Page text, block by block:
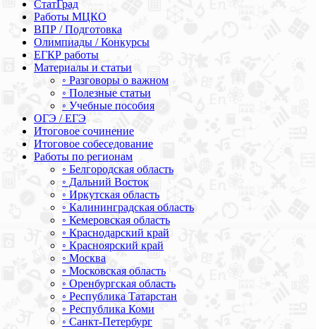
СтатГрад
Работы МЦКО
ВПР / Подготовка
Олимпиады / Конкурсы
ЕГКР работы
Материалы и статьи
◦ Разговоры о важном
◦ Полезные статьи
◦ Учебные пособия
ОГЭ / ЕГЭ
Итоговое сочинение
Итоговое собеседование
Работы по регионам
◦ Белгородская область
◦ Дальний Восток
◦ Иркутская область
◦ Калининградская область
◦ Кемеровская область
◦ Краснодарский край
◦ Красноярский край
◦ Москва
◦ Московская область
◦ Оренбургская область
◦ Республика Татарстан
◦ Республика Коми
◦ Санкт-Петербург